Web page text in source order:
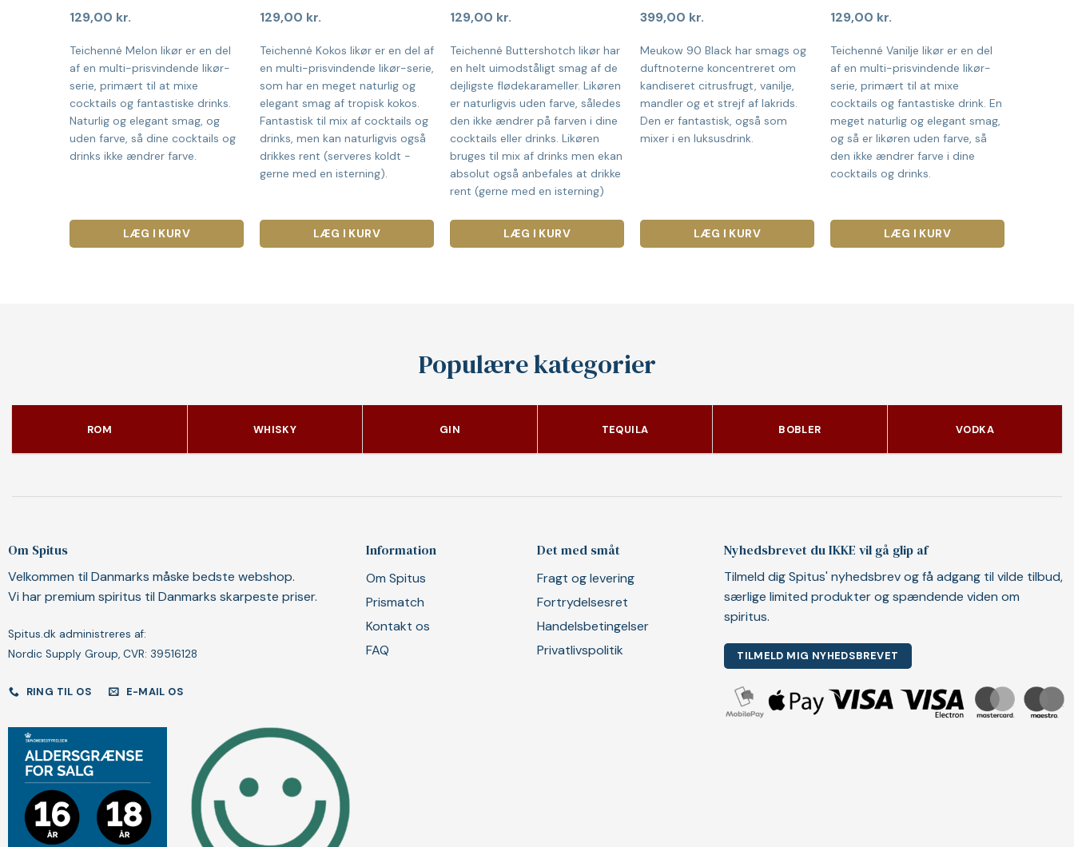
129,00 kr.
Teichenné Melon likør er en del
af en multi-prisvindende likør-
serie, primært til at mixe
cocktails og fantastiske drinks.
Naturlig og elegant smag, og
uden farve, så dine cocktails og
drinks ikke ændrer farve.
LÆG I KURV
129,00 kr.
Teichenné Kokos likør er en del af
en multi-prisvindende likør-serie,
som har en meget naturlig og
elegant smag af tropisk kokos.
Fantastisk til mix af cocktails og
drinks, men kan naturligvis også
drikkes rent (serveres koldt -
gerne med en isterning).
LÆG I KURV
129,00 kr.
Teichenné Buttershotch likør har
en helt uimodståligt smag af de
dejligste flødekarameller. Likøren
er naturligvis uden farve, således
den ikke ændrer på farven i dine
cocktails eller drinks. Likøren
bruges til mix af drinks men ekan
absolut også anbefales at drikke
rent (gerne med en isterning)
LÆG I KURV
399,00 kr.
Meukow 90 Black har smags og
duftnoterne koncentreret om
kandiseret citrusfrugt, vanilje,
mandler og et strejf af lakrids.
Den er fantastisk, også som
mixer i en luksusdrink.
LÆG I KURV
129,00 kr.
Teichenné Vanilje likør er en del
af en multi-prisvindende likør-
serie, primært til at mixe
cocktails og fantastiske drink. En
meget naturlig og elegant smag,
og så er likøren uden farve, så
den ikke ændrer farve i dine
cocktails og drinks.
LÆG I KURV
Populære kategorier
ROM WHISKY GIN TEQUILA BOBLER VODKA
Om Spitus
Velkommen til Danmarks måske bedste webshop.
Vi har premium spiritus til Danmarks skarpeste priser.
Spitus.dk administreres af:
Nordic Supply Group, CVR: 39516128
RING TIL OS E-MAIL OS
Information
Om Spitus
Prismatch
Kontakt os
FAQ
Det med småt
Fragt og levering
Fortrydelsesret
Handelsbetingelser
Privatlivspolitik
Nyhedsbrevet du IKKE vil gå glip af
Tilmeld dig Spitus' nyhedsbrev og få adgang til vilde tilbud,
særlige limited produkter og spændende viden om
spiritus.
TILMELD MIG NYHEDSBREVET